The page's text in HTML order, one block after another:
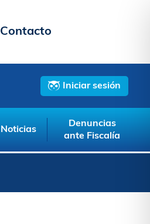
Contacto
Iniciar sesión
Noticias
Denuncias
ante Fiscalía